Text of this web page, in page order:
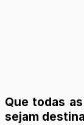
Que todas
sejam